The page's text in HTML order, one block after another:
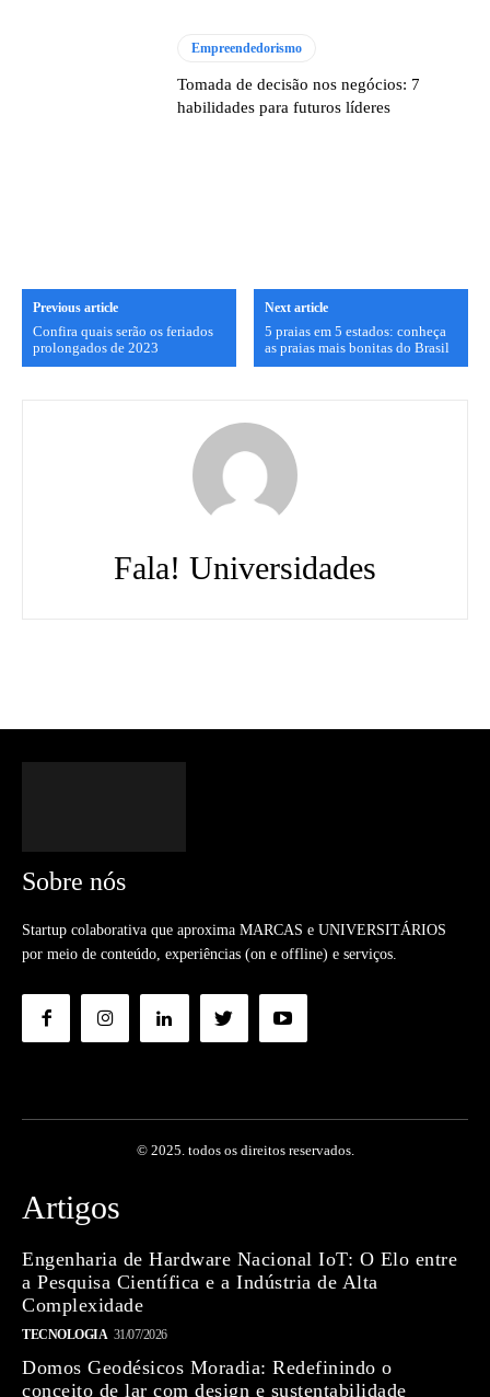
Empreendedorismo
Tomada de decisão nos negócios: 7
habilidades para futuros líderes
Previous article
Confira quais serão os feriados
prolongados de 2023
Next article
5 praias em 5 estados: conheça
as praias mais bonitas do Brasil
Fala! Universidades
Sobre nós
Startup colaborativa que aproxima MARCAS e UNIVERSITÁRIOS
por meio de conteúdo, experiências (on e offline) e serviços.
© 2025. todos os direitos reservados.
Artigos
Engenharia de Hardware Nacional IoT: O Elo entre
a Pesquisa Científica e a Indústria de Alta
Complexidade
TECNOLOGIA 31/07/2026
Domos Geodésicos Moradia: Redefinindo o
conceito de lar com design e sustentabilidade